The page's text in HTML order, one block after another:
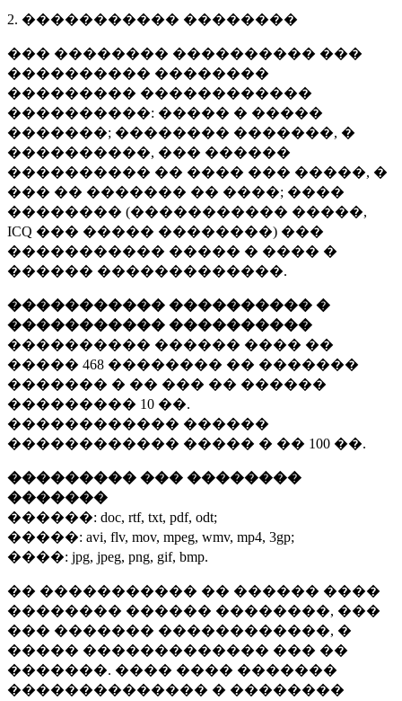
2. ����������� ��������
��� �������� ���������� ���
���������� ��������
��������� ������������
����������: ����� � �����
�������; �������� �������, �
����������, ��� ������
���������� �� ���� ��� �����, �
��� �� ������� �� ����; ����
�������� (����������� �����,
ICQ ��� ����� ��������) ���
����������� ����� � ���� �
������ �������������.
����������� ���������� �
����������� ����������
���������� ������ ���� ��
����� 468 �������� �� �������
������� � �� ��� �� ������
��������� 10 ��.
������������ ������
������������ ����� � �� 100 ��.
��������� ��� ��������
�������
������: doc, rtf, txt, pdf, odt;
�����: avi, flv, mov, mpeg, wmv, mp4, 3gp;
����: jpg, jpeg, png, gif, bmp.
�� ����������� �� ������ ����
�������� ������ ��������, ���
��� ������� ������������, �
����� ������������� ��� ��
�������. ���� ���� �������
�������������� � ��������